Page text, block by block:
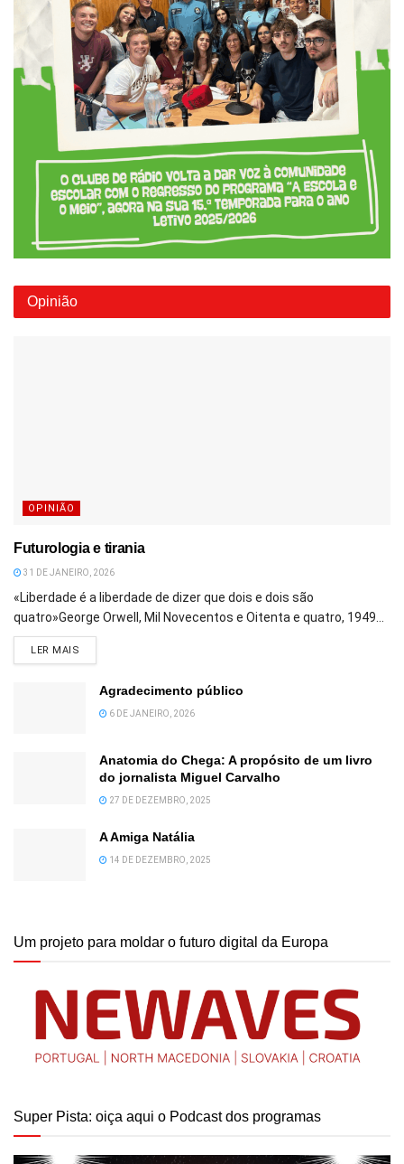
Opinião
OPINIÃO
Futurologia e tirania
31 DE JANEIRO, 2026
«Liberdade é a liberdade de dizer que dois e dois são
quatro»George Orwell, Mil Novecentos e Oitenta e quatro, 1949...
LER MAIS
Agradecimento público
6 DE JANEIRO, 2026
Anatomia do Chega: A propósito de um livro
do jornalista Miguel Carvalho
27 DE DEZEMBRO, 2025
A Amiga Natália
14 DE DEZEMBRO, 2025
Um projeto para moldar o futuro digital da Europa
Super Pista: oiça aqui o Podcast dos programas